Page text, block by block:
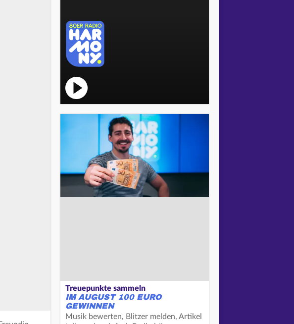
Treuepunkte sammeln
IM AUGUST 100 EURO
GEWINNEN
Musik bewerten, Blitzer melden, Artikel